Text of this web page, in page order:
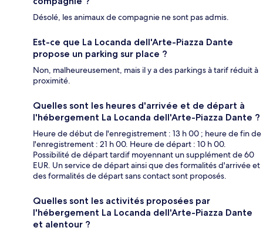
Désolé, les animaux de compagnie ne sont pas admis.
Est-ce que La Locanda dell'Arte-Piazza Dante
propose un parking sur place ?
Non, malheureusement, mais il y a des parkings à tarif réduit à
proximité.
Quelles sont les heures d'arrivée et de départ à
l'hébergement La Locanda dell'Arte-Piazza Dante ?
Heure de début de l'enregistrement : 13 h 00 ; heure de fin de
l'enregistrement : 21 h 00. Heure de départ : 10 h 00.
Possibilité de départ tardif moyennant un supplément de 60
EUR. Un service de départ ainsi que des formalités d'arrivée et
des formalités de départ sans contact sont proposés.
Quelles sont les activités proposées par
l'hébergement La Locanda dell'Arte-Piazza Dante
et alentour ?